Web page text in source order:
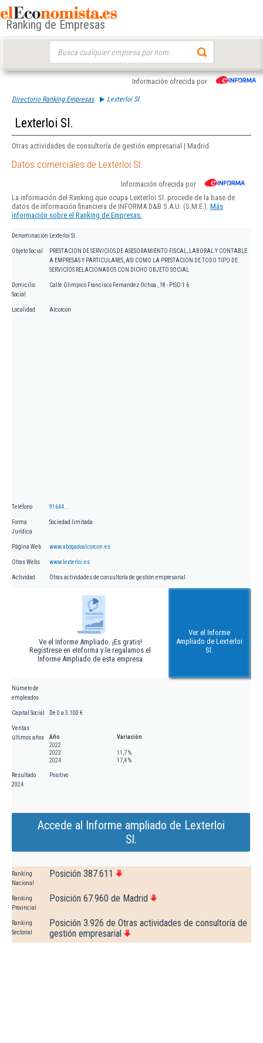
Ranking de Empresas
Información ofrecida por
Directorio Ranking Empresas Lexterloi Sl.
Lexterloi Sl.
Otras actividades de consultoría de gestión empresarial | Madrid
Datos comerciales de Lexterloi Sl.
Información ofrecida por
La información del Ranking que ocupa Lexterloi Sl. procede de la base de
datos de información financiera de INFORMA D&B S.A.U. (S.M.E.). Más
información sobre el Ranking de Empresas.
Denominación Lexterloi Sl.
Objeto Social
PRESTACION DE SERVICIOS DE ASESORAMIENTO FISCAL, LABORAL Y CONTABLE
A EMPRESAS Y PARTICULARES, ASI COMO LA PRESTACION DE TODO TIPO DE
SERVICIOS RELACIONADOS CON DICHO OBJETO SOCIAL
Domicilio
Social
Calle Olimpico Francisco Fernandez Ochoa , 18 - PISO 1 6
Localidad Alcorcon
Teléfono 91644...
Forma
Jurídica
Sociedad limitada
Página Web www.abogadoalcorcon.es
Otras Webs www.lexterloi.es
Actividad Otras actividades de consultoría de gestión empresarial
Ve el Informe Ampliado. ¡Es gratis!
Regístrese en eInforma y le regalamos el
Informe Ampliado de esta empresa
Ver el Informe
Ampliado de Lexterloi
Sl.
Número de
empleados
Capital Social De 0 a 3.100 €
Ventas
últimos años
Año
Variación
2022
2023
11,7 %
2024
17,4 %
Resultado
2024
Positivo
Accede al Informe ampliado de Lexterloi
Sl.
Ranking
Nacional
Posición 387.611
Ranking
Provincial
Posición 67.960 de Madrid
Ranking
Sectorial
Posición 3.926 de Otras actividades de consultoría de
gestión empresarial